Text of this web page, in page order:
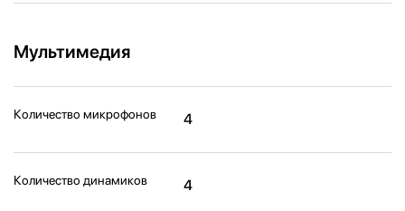
Мультимедия
Количество микрофонов 4
Количество динамиков 4